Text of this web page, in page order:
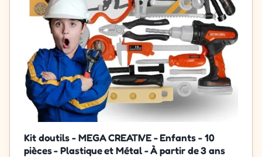
Kit doutils - MEGA CREATIVE - Enfants - 10
pièces - Plastique et Métal - À partir de 3 ans